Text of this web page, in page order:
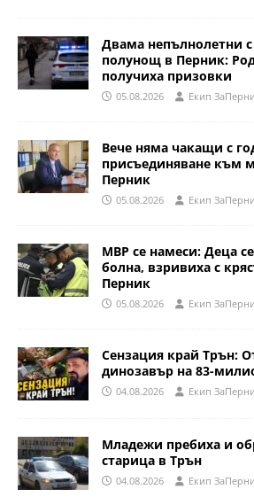
Двама непълнолетни
полунощ в Перник:
получиха призовки
05.08.2026 Eкип
Вече няма чакащи с
присъединяване към
Перник
05.08.2026 Eкип
МВР се намеси: Деца
болна, взривиха с
Перник
05.08.2026 Eкип
Сензация край Трън:
динозавър на 83-
04.08.2026 Eкип
Младежи пребиха и
старица в Трън
04.08.2026 Eкип